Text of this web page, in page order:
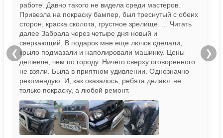
работе. Давно такого не видела среди мастеров.
Привезла на покраску бампер, был треснутый с обеих
сторон, краска сколота, грустное зрелище.
... Читать
далее Забрала через четыре дня новый и
сверкающий. В подарок мне еще лючок сделали,
крыло подмазали и наполировали машинку. Цены
дешевле, чем по городу. Ничего сверху оговоренного
не взяли. Была в приятном удивлении. Однозначно
рекомендую. И, как оказалось, ребята делают не
только покраску, а любой ремонт.
❮ ❯